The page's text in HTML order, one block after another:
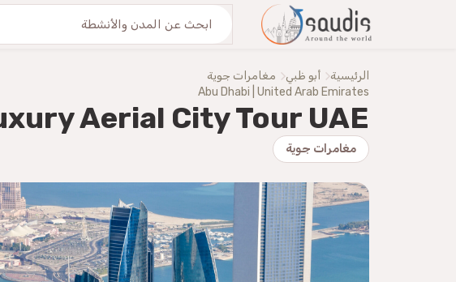
من نحنُ اكتشف معنا
الرئيسية أبو ظبي مغامرات جوية
Abu Dhabi | United Arab Emirates
Aerial City Tour UAE
مغامرات جوية